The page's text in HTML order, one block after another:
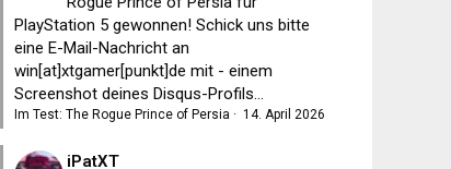
PlayStation 5 gewonnen! Schick uns bitte
eine E-Mail-Nachricht an
win[at]xtgamer[punkt]de mit - einem
Screenshot deines Disqus-Profils...
Im Test: The Rogue Prince of Persia · 14. April 2026
iPatXT